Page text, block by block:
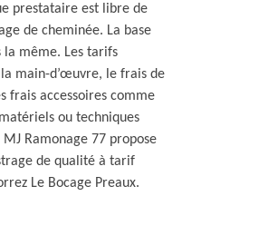
prestataire est libre de
de cheminée. La base
même. Les tarifs
main-d’œuvre, le frais de
frais accessoires comme
ou techniques
MJ Ramonage 77 propose
de qualité à tarif
Le Bocage Preaux.